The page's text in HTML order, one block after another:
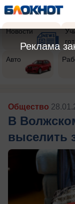
Новости
Авто
Общество
В
выселить
Реклама